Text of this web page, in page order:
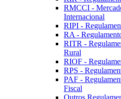
RMCCI -
Internacional
RIPI -
RA -
RITR -
Rural
RIOF -
RPS -
PAF -
Fiscal
Outros